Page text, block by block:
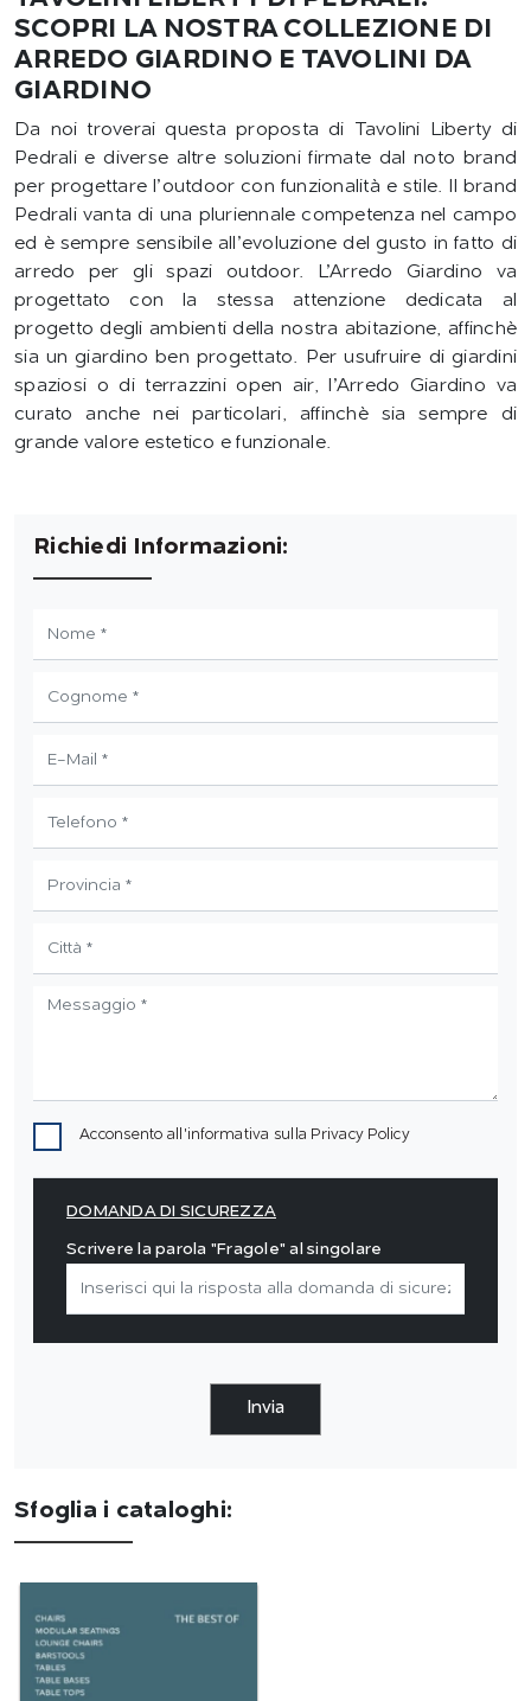
SCOPRI LA NOSTRA COLLEZIONE DI
ARREDO GIARDINO E TAVOLINI DA
GIARDINO
Da noi troverai questa proposta di Tavolini Liberty di
Pedrali e diverse altre soluzioni firmate dal noto brand
per progettare l’outdoor con funzionalità e stile. Il brand
Pedrali vanta di una pluriennale competenza nel campo
ed è sempre sensibile all’evoluzione del gusto in fatto di
arredo per gli spazi outdoor. L’Arredo Giardino va
progettato con la stessa attenzione dedicata al
progetto degli ambienti della nostra abitazione, affinchè
sia un giardino ben progettato. Per usufruire di giardini
spaziosi o di terrazzini open air, l’Arredo Giardino va
curato anche nei particolari, affinchè sia sempre di
grande valore estetico e funzionale.
Richiedi Informazioni:
Acconsento all'informativa sulla Privacy Policy
DOMANDA DI SICUREZZA
Scrivere la parola "Fragole" al singolare
Invia
Sfoglia i cataloghi: